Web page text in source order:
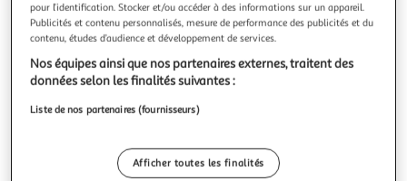
Livraison dès 3/4 jours
7,99€
Plus d'options
Plus d'options
pour l’identification. Stocker et/ou accéder à des informations sur un appareil.
Publicités et contenu personnalisés, mesure de performance des publicités et du
contenu, études d’audience et développement de services.
Nos équipes ainsi que nos partenaires externes, traitent des
données selon les finalités suivantes :
Liste de nos partenaires (fournisseurs)
Afficher toutes les finalités